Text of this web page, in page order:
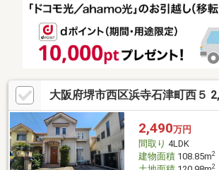
昭和郵便局まで約290ｍ●ローソン 堺浜寺元町一
で約850ｍ●日之出屋 羽衣店まで約1200ｍ●北浜
大阪府堺市西区浜寺石津町西５
2,490万円
間取り 4LDK
建物面積108.85m2
2